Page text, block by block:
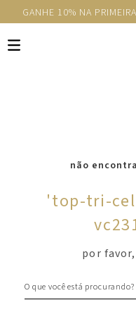
GANHE 10% NA
não
'top-tri-
por